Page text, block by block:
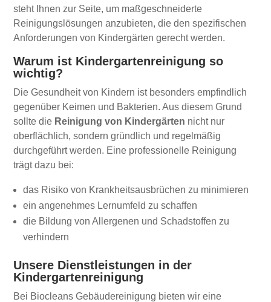
steht Ihnen zur Seite, um maßgeschneiderte
Reinigungslösungen anzubieten, die den spezifischen
Anforderungen von Kindergärten gerecht werden.
Warum ist Kindergartenreinigung so
wichtig?
Die Gesundheit von Kindern ist besonders empfindlich
gegenüber Keimen und Bakterien. Aus diesem Grund
sollte die Reinigung von Kindergärten nicht nur
oberflächlich, sondern gründlich und regelmäßig
durchgeführt werden. Eine professionelle Reinigung
trägt dazu bei:
das Risiko von Krankheitsausbrüchen zu minimieren
ein angenehmes Lernumfeld zu schaffen
die Bildung von Allergenen und Schadstoffen zu
verhindern
Unsere Dienstleistungen in der
Kindergartenreinigung
Bei Biocleans Gebäudereinigung bieten wir eine